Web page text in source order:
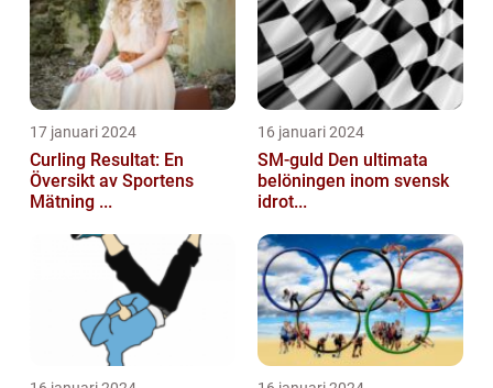
17 januari 2024
Curling Resultat: En
Översikt av Sportens
Mätning ...
16 januari 2024
SM-guld Den ultimata
belöningen inom svensk
idrot...